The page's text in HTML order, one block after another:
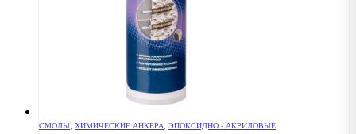
СМОЛЫ ХИМИЧЕСКИЕ АНКЕРА ЭПОКСИДНО - АКРИЛОВЫЕ